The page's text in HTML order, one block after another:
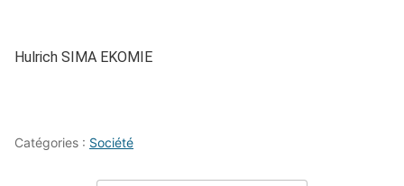
Hulrich SIMA EKOMIE
Catégories : Société